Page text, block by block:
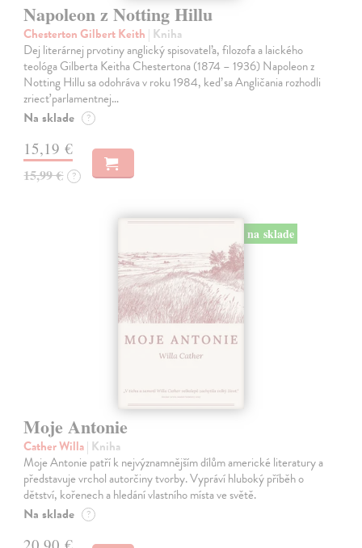
Napoleon z Notting Hillu
Chesterton Gilbert Keith | Kniha
Dej literárnej prvotiny anglický spisovateľa, filozofa a laického
teológa Gilberta Keitha Chestertona (1874 – 1936) Napoleon z
Notting Hillu sa odohráva v roku 1984, keď sa Angličania rozhodli
zriecť parlamentnej…
Na sklade ?
15,19 €
15,99 € ?
na sklade
Moje Antonie
Cather Willa| Kniha
Moje Antonie patří k nejvýznamnějším dílům americké literatury a
představuje vrchol autorčiny tvorby. Vypráví hluboký příběh o
dětství, kořenech a hledání vlastního místa ve světě.
Na sklade ?